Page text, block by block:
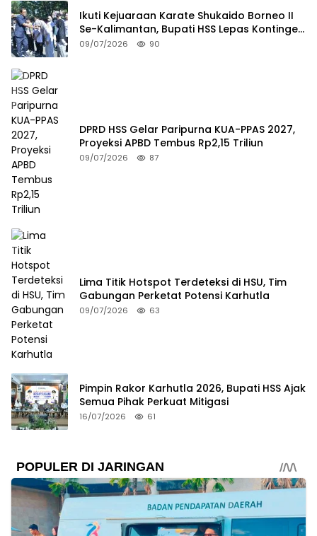
Ikuti Kejuaraan Karate Shukaido Borneo II
Se-Kalimantan, Bupati HSS Lepas Kontingen
FORKI
09/07/2026 90
DPRD HSS Gelar Paripurna KUA-PPAS 2027,
Proyeksi APBD Tembus Rp2,15 Triliun
09/07/2026 87
Lima Titik Hotspot Terdeteksi di HSU, Tim
Gabungan Perketat Potensi Karhutla
09/07/2026 63
Pimpin Rakor Karhutla 2026, Bupati HSS Ajak
Semua Pihak Perkuat Mitigasi
16/07/2026 61